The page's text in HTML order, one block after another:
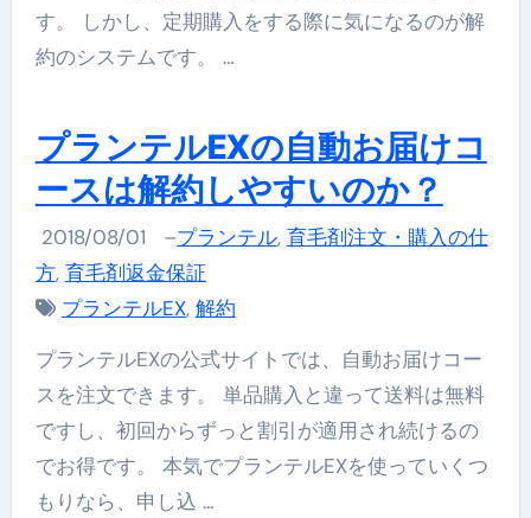
す。 しかし、定期購入をする際に気になるのが解
約のシステムです。 …
プランテルEXの自動お届けコ
ースは解約しやすいのか？
2018/08/01 –プランテル, 育毛剤注文・購入の仕
方, 育毛剤返金保証
プランテルEX, 解約
プランテルEXの公式サイトでは、自動お届けコー
スを注文できます。 単品購入と違って送料は無料
ですし、初回からずっと割引が適用され続けるの
でお得です。 本気でプランテルEXを使っていくつ
もりなら、申し込 …